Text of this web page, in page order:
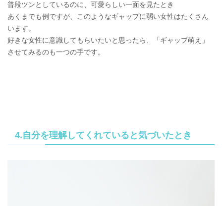
普段ツンとしているのに、可愛らしい一面を見たとき
あくまでも例ですが、このようなギャップに弱い女性はたくさん
います。
好きな女性に意識してもらいたいと思ったら、「ギャップ萌え」
させてみるのも一つの手です。
4.自分を理解してくれていると気づいたとき